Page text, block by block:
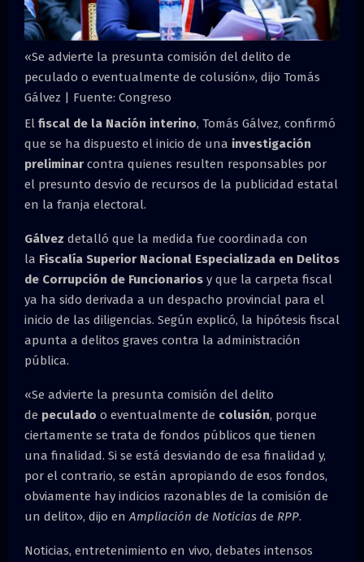
«Se advierte la presunta comisión del delito de
peculado o eventualmente de colusión», dijo Tomás
Gálvez | Fuente: Congreso
El fiscal de la Nación interino, Tomás Gálvez, confirmó
que se ha dispuesto el inicio de una investigación
preliminar contra quienes resulten responsables por
el presunto desvío de recursos de la publicidad estatal
en la franja electoral.
Gálvez detalló que la medida fue coordinada con
la Fiscalía Superior Nacional Especializada en Delitos
de Corrupción de Funcionarios y que la carpeta fiscal
ya ha sido derivada a un despacho provincial para el
inicio de las diligencias. Según explicó, la hipótesis fiscal
apunta a delitos graves contra la administración
pública.
«Se advierte la presunta comisión del delito
de peculado o eventualmente de colusión, porque
ciertamente se trata de fondos públicos que tienen
una finalidad. Si se está desviando de esa finalidad y,
por el contrario, se están apropiando de esos fondos,
obviamente hay indicios razonables de la comisión de
un delito», dijo enAmpliación de Noticias de RPP.
Noticias, entretenimiento en vivo, debates intensos